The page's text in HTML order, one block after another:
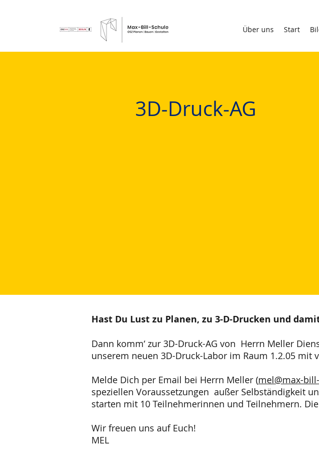
Über uns Start
3D-Druck-AG
Hast Du Lust zu Planen, zu 3-D-Drucken und
Dann komm‘ zur 3D-Druck-AG von Herrn Meller
unserem neuen 3D-Druck-Labor im Raum 1.2.05
Melde Dich per Email bei Herrn Meller (mel@max-
speziellen Voraussetzungen außer Selbständigkeit
starten mit 10 Teilnehmerinnen und Teilnehmern.
Wir freuen uns auf Euch!
MEL